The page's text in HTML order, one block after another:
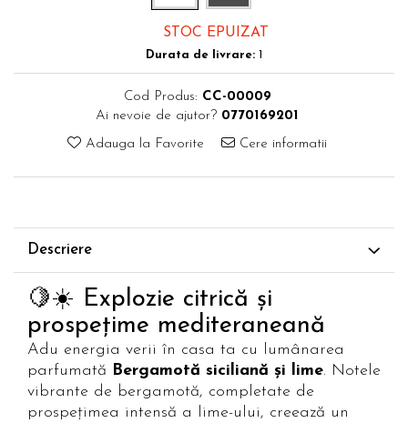
STOC EPUIZAT
Durata de livrare: 1
Cod Produs: CC-00009
Ai nevoie de ajutor? 0770169201
Adauga la Favorite Cere informatii
Descriere
🍋☀️ Explozie citrică și
prospețime mediteraneană
Adu energia verii în casa ta cu lumânarea
parfumată Bergamotă siciliană și lime. Notele
vibrante de bergamotă, completate de
prospețimea intensă a lime-ului, creează un